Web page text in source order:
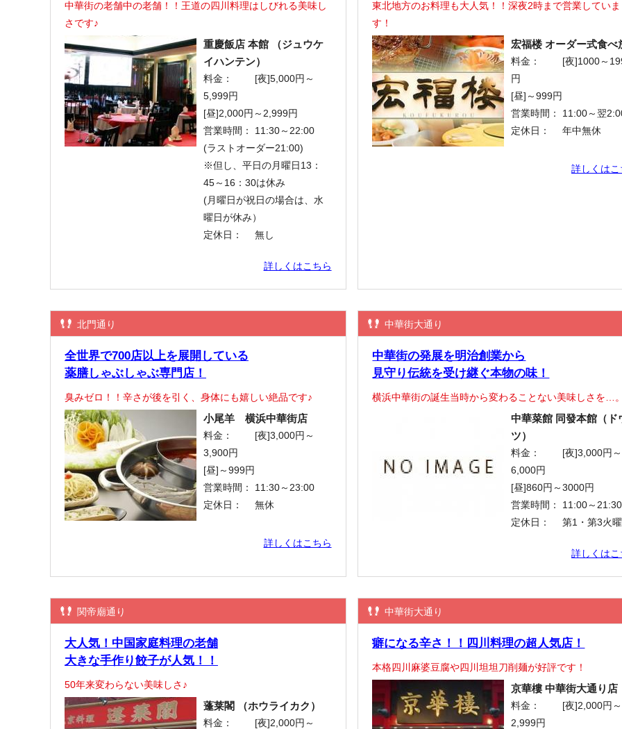
中華街の老舗中の老舗！！王道の四川料理はしびれる美味し
さです♪
重慶飯店 本館 （ジュウケ
イハンテン）
料金：
[夜]5,000円～
5,999円
[昼]2,000円～2,999円
営業時間：
11:30～22:00
(ラストオーダー21:00)
※但し、平日の月曜日13：
45～16：30は休み
(月曜日が祝日の場合は、水
曜日が休み）
定休日：
無し
詳しくはこちら
東北地方のお料理も大人気！！深夜2時まで営業していま
す！
宏福楼 オーダー式食べ
料金：
[夜]1000～
円
[昼]～999円
営業時間：
11:00～翌
定休日：
年中無休
詳しくはこ
北門通り
全世界で700店以上を展開している
薬膳しゃぶしゃぶ専門店！
臭みゼロ！！辛さが後を引く、身体にも嬉しい絶品です♪
小尾羊 横浜中華街店
料金：
[夜]3,000円～
3,900円
[昼]～999円
営業時間：
11:30～23:00
定休日：
無休
詳しくはこちら
中華街大通り
中華街の発展を明治創業から
見守り伝統を受け継ぐ本物の味！
横浜中華街の誕生当時から変わることない美味しさを…。
中華菜館 同發本館（ド
ツ）
料金：
[夜]3,000円～
6,000円
[昼]860円～3000円
営業時間：
11:00～21:30
定休日：
第1・第3火曜
詳しくはこ
関帝廟通り
大人気！中国家庭料理の老舗
大きな手作り餃子が人気！！
50年来変わらない美味しさ♪
蓬莱閣 （ホウライカク）
料金： [夜]2,000円～
中華街大通り
癖になる辛さ！！四川料理の超人気店！
本格四川麻婆豆腐や四川坦坦刀削麺が好評です！
京華樓 中華街大通り店
料金：
[夜]2,000円～
2,999円